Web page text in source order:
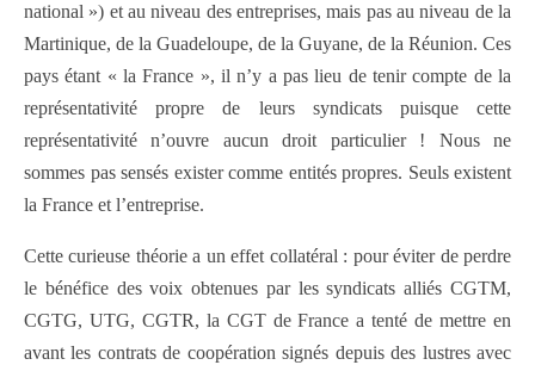
national ») et au niveau des entreprises, mais pas au niveau de la
Martinique, de la Guadeloupe, de la Guyane, de la Réunion. Ces
pays étant « la France », il n’y a pas lieu de tenir compte de la
représentativité propre de leurs syndicats puisque cette
représentativité n’ouvre aucun droit particulier ! Nous ne
sommes pas sensés exister comme entités propres. Seuls existent
la France et l’entreprise.
Cette curieuse théorie a un effet collatéral : pour éviter de perdre
le bénéfice des voix obtenues par les syndicats alliés CGTM,
CGTG, UTG, CGTR, la CGT de France a tenté de mettre en
avant les contrats de coopération signés depuis des lustres avec